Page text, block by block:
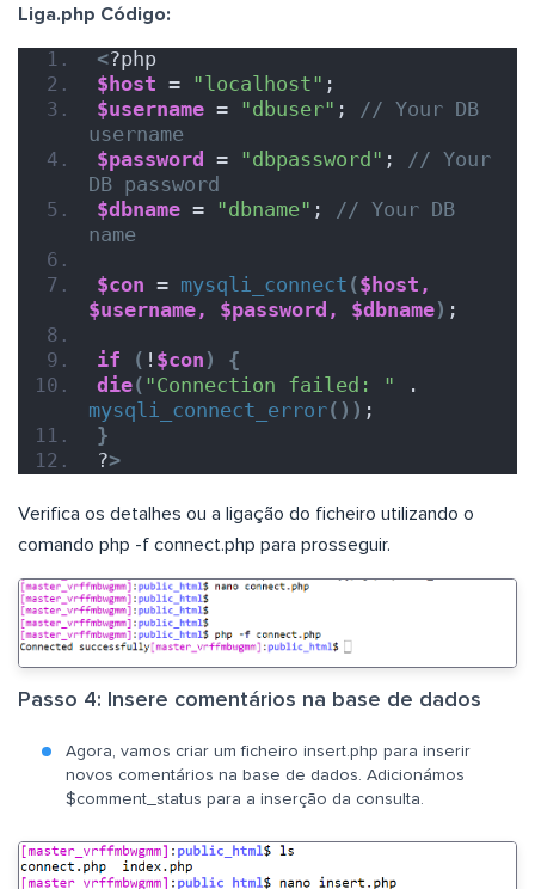
Liga.php Código:
<?php
$host = "localhost" ;
$username = "dbuser" ; // Your DB
username
$password = "dbpassword" ; // Your
DB password
$dbname = "dbname" ; // Your DB
name
$con = mysqli_connect ($host,
$username,
$password, $dbname) ;
if ( ! $con )
{
die( "Connection failed: "
mysqli_connect_error()) ;
}
?>
Verifica os detalhes ou a ligação do ficheiro utilizando o
comando php -f connect.php para prosseguir.
Passo 4: Insere comentários na base de dados
Agora, vamos criar um ficheiro insert.php para inserir
novos comentários na base de dados. Adicionámos
$comment_status para a inserção da consulta.